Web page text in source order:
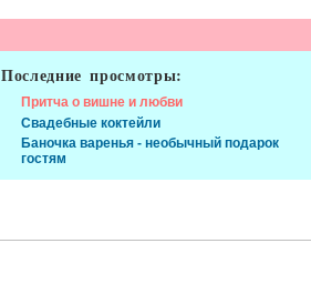
Последние просмотры:
Притча о вишне и любви
Свадебные коктейли
Баночка варенья - необычный подарок
гостям